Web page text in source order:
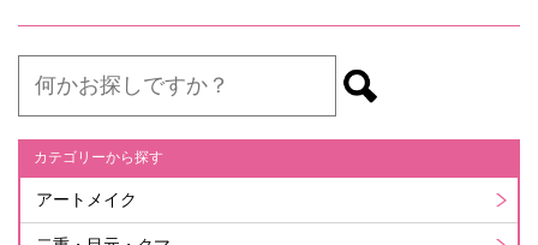
カテゴリーから探す
アートメイク